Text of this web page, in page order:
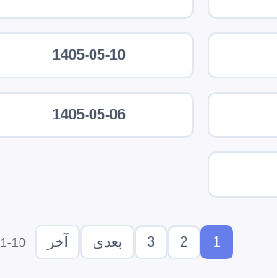
1405-05-10
1405-05-06
1
2
3 بعدی آخر 1-10 از 3424